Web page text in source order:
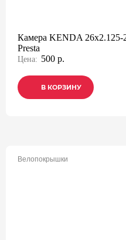
Камера KENDA 26x2.125-
Presta
Цена: 500 р.
В КОРЗИНУ
В КОРЗИНУ
В КОРЗИНУ
Велопокрышки